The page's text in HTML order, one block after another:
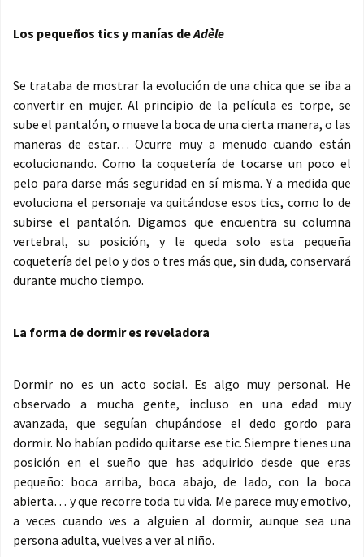
Los pequeños tics y manías deAdèle
Se trataba de mostrar la evolución de una chica que se iba a
convertir en mujer. Al principio de la película es torpe, se
sube el pantalón, o mueve la boca de una cierta manera, o las
maneras de estar… Ocurre muy a menudo cuando están
ecolucionando. Como la coquetería de tocarse un poco el
pelo para darse más seguridad en sí misma. Y a medida que
evoluciona el personaje va quitándose esos tics, como lo de
subirse el pantalón. Digamos que encuentra su columna
vertebral, su posición, y le queda solo esta pequeña
coquetería del pelo y dos o tres más que, sin duda, conservará
durante mucho tiempo.
La forma de dormir es reveladora
Dormir no es un acto social. Es algo muy personal. He
observado a mucha gente, incluso en una edad muy
avanzada, que seguían chupándose el dedo gordo para
dormir. No habían podido quitarse ese tic. Siempre tienes una
posición en el sueño que has adquirido desde que eras
pequeño: boca arriba, boca abajo, de lado, con la boca
abierta… y que recorre toda tu vida. Me parece muy emotivo,
a veces cuando ves a alguien al dormir, aunque sea una
persona adulta, vuelves a ver al niño.